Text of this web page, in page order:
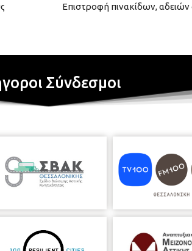
Επιστροφή πινακίδων,
Σύνδεσμοι